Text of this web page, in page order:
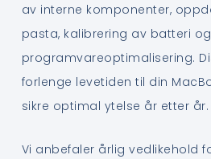
av interne komponenter,
pasta, kalibrering av batteri
programvareoptimalisering.
forlenge levetiden til din
sikre optimal ytelse år etter år.
Vi anbefaler årlig vedlikehold